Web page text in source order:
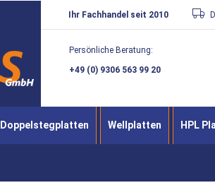
Direkt
zum
Inhalt
Ihr Fachhandel seit 2010
Persönliche Beratung:
+49 (0) 9306 563 99 20
Doppelstegplatten Wellplatten HPL